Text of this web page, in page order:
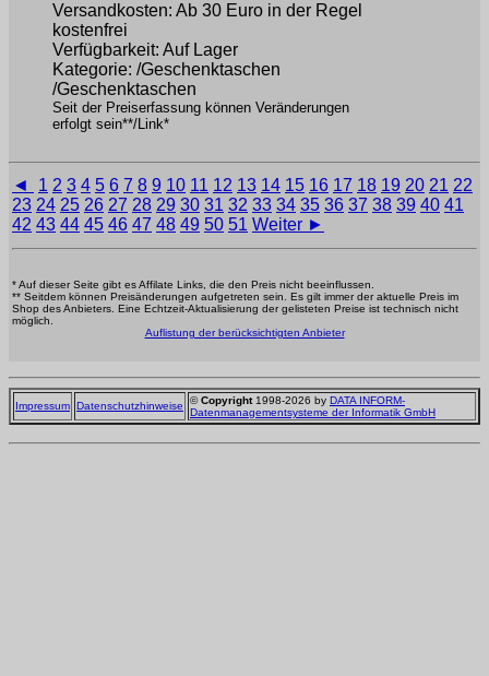
Versandkosten: Ab 30 Euro in der Regel
kostenfrei
Verfügbarkeit: Auf Lager
Kategorie: /Geschenktaschen
/Geschenktaschen
Seit der Preiserfassung können Veränderungen
erfolgt sein**/Link*
◄ 1 2 3 4 5 6 7 8 9 10 11 12 13 14 15 16 17 18 19 20 21 22
23 24 25 26 27 28 29 30 31 32 33 34 35 36 37 38 39 40 41
42 43 44 45 46 47 48 49 50 51 Weiter ►
* Auf dieser Seite gibt es Affilate Links, die den Preis nicht beeinflussen.
** Seitdem können Preisänderungen aufgetreten sein. Es gilt immer der aktuelle Preis im
Shop des Anbieters. Eine Echtzeit-Aktualisierung der gelisteten Preise ist technisch nicht
möglich.
Auflistung der berücksichtigten Anbieter
Impressum Datenschutzhinweise ©Copyright1998-2026 by DATA INFORM-
Datenmanagementsysteme der Informatik GmbH